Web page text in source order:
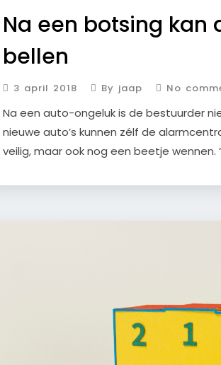
Na een botsing kan
bellen
3 april 2018 By jaap No
Na een auto-ongeluk is de bestuurder
nieuwe auto’s kunnen zélf de
veilig, maar ook nog een beetje wennen.